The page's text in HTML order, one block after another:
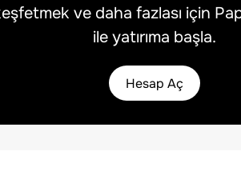
ve daha fazlası için
ile yatırıma başla.
Hesap Aç